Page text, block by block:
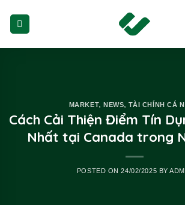
content
MARKET ,NEWS TÀI CHÍNH CÁ
Cách Cải Thiện Điểm Tín
Nhất tại Canada trong
POSTED ON24/02/2025 BY